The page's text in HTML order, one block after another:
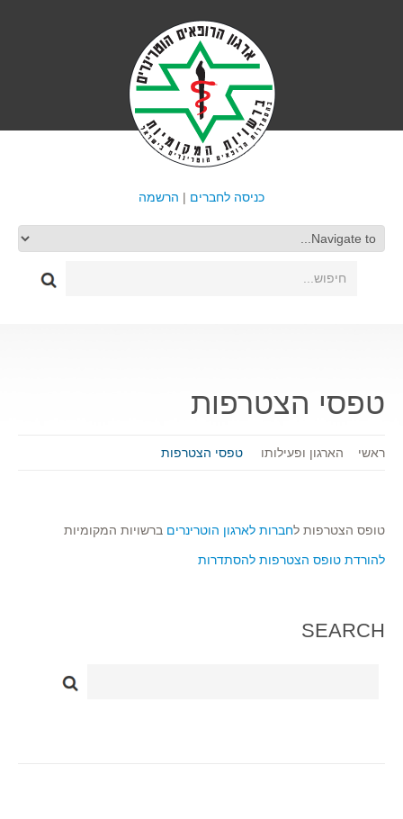
כניסה לחברים | הרשמה
טפסי הצטרפות
ראשי הארגון ופעילותו טפסי הצטרפות
טופס הצטרפות לחברות לארגון הוטרינרים ברשויות המקומיות
להורדת טופס הצטרפות להסתדרות
SEARCH